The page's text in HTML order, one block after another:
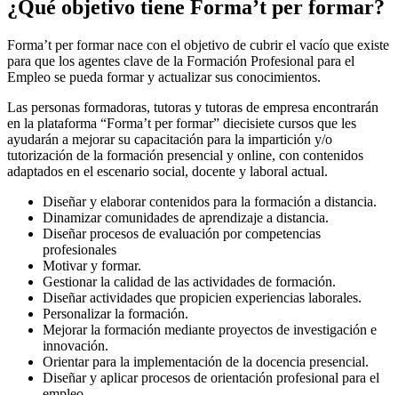
¿Qué objetivo tiene Forma’t per formar?
Forma’t per formar nace con el objetivo de cubrir el vacío que existe
para que los agentes clave de la Formación Profesional para el
Empleo se pueda formar y actualizar sus conocimientos.
Las personas formadoras, tutoras y tutoras de empresa encontrarán
en la plataforma “Forma’t per formar” diecisiete cursos que les
ayudarán a mejorar su capacitación para la impartición y/o
tutorización de la formación presencial y online, con contenidos
adaptados en el escenario social, docente y laboral actual.
Diseñar y elaborar contenidos para la formación a distancia.
Dinamizar comunidades de aprendizaje a distancia.
Diseñar procesos de evaluación por competencias
profesionales
Motivar y formar.
Gestionar la calidad de las actividades de formación.
Diseñar actividades que propicien experiencias laborales.
Personalizar la formación.
Mejorar la formación mediante proyectos de investigación e
innovación.
Orientar para la implementación de la docencia presencial.
Diseñar y aplicar procesos de orientación profesional para el